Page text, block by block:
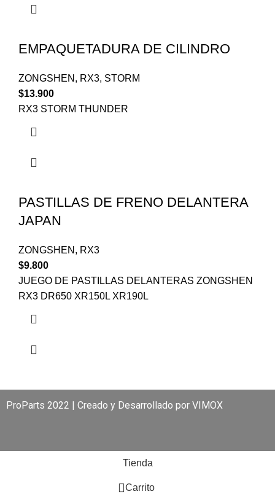
EMPAQUETADURA DE CILINDRO
ZONGSHEN , RX3, STORM
$13.900
RX3 STORM THUNDER
PASTILLAS DE FRENO DELANTERA
JAPAN
ZONGSHEN , RX3
$9.800
JUEGO DE PASTILLAS DELANTERAS ZONGSHEN
RX3 DR650 XR150L XR190L
ProParts 2022 | Creado y Desarrollado por VIMOX
Tienda
0
Carrito